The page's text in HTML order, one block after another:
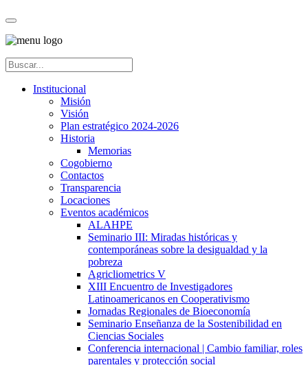
Institucional
Misión
Visión
Plan estratégico 2024-2026
Historia
Memorias
Cogobierno
Contactos
Transparencia
Locaciones
Eventos académicos
ALAHPE
Seminario III: Miradas históricas y
contemporáneas sobre la desigualdad y la
pobreza
Agricliometrics V
XIII Encuentro de Investigadores
Latinoamericanos en Cooperativismo
Jornadas Regionales de Bioeconomía
Seminario Enseñanza de la Sostenibilidad en
Ciencias Sociales
Conferencia internacional | Cambio familiar, roles
parentales y protección social